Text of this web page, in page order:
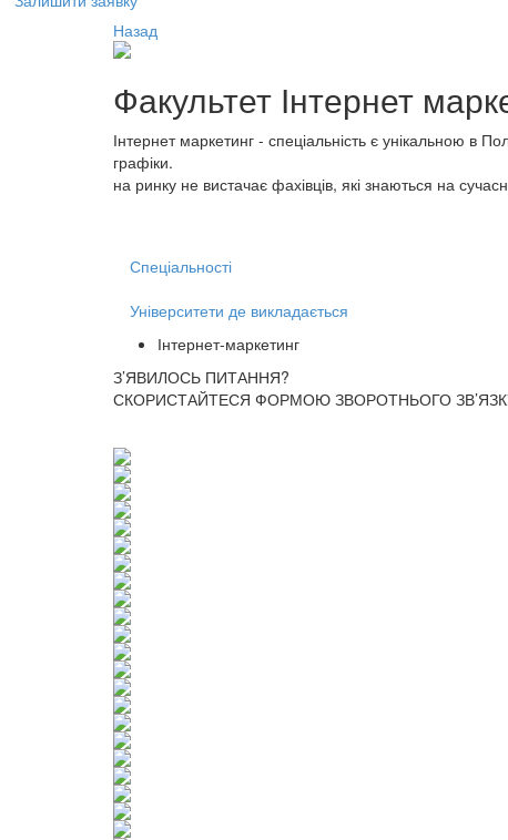
Назад
Факультет Інтернет
Інтернет маркетинг - спеціальність є унікальною в
графіки.
на ринку не вистачає фахівців, які знаються на
Спеціальності
Університети де викладається
Інтернет-маркетинг
З’ЯВИЛОСЬ ПИТАННЯ?
СКОРИСТАЙТЕСЯ ФОРМОЮ ЗВОРОТНЬОГО